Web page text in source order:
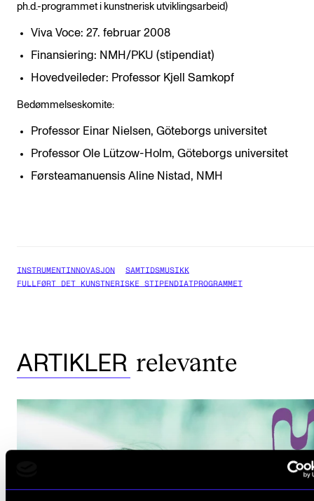
ph.d.-programmet i kunstnerisk utviklingsarbeid)
Viva Voce: 27. februar 2008
Finansiering: NMH/PKU (stipendiat)
Hovedveileder: Professor Kjell Samkopf
Bedømmelseskomite:
Professor Einar Nielsen, Göteborgs universitet
Professor Ole Lützow-Holm, Göteborgs universitet
Førsteamanuensis Aline Nistad, NMH
INSTRUMENTINNOVASJON
SAMTIDSMUSIKK
FULLFØRT DET KUNSTNERISKE STIPENDIATPROGRAMMET
ARTIKLER relevante